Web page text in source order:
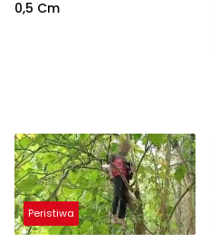
0,5 Cm
Peristiwa